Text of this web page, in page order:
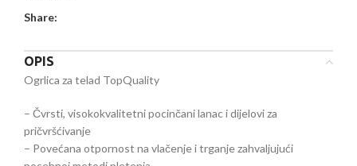
Share:
OPIS
Ogrlica za telad TopQuality
– Čvrsti, visokokvalitetni pocinčani lanac i dijelovi za
pričvršćivanje
– Povećana otpornost na vlačenje i trganje zahvaljujući